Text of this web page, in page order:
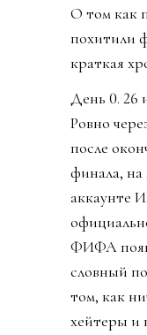
О том как
похитили
краткая
День 0. 26
Ровно
после
финала, на
аккаунте
ФИФА
словный
том, как
хейтеры и